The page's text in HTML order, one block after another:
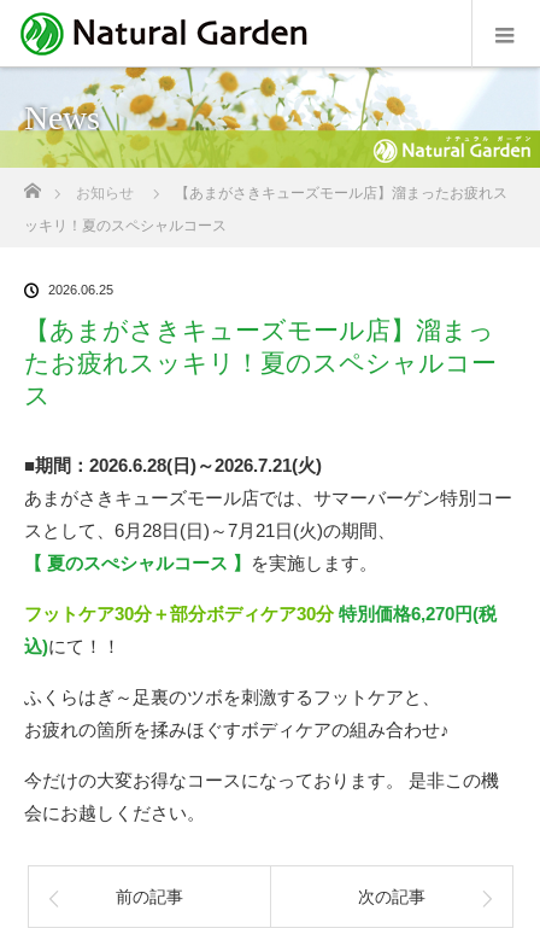
News
ホーム
お知らせ
【あまがさきキューズモール店】溜まったお疲れス
ッキリ！夏のスペシャルコース
2026.06.25
【あまがさきキューズモール店】溜まっ
たお疲れスッキリ！夏のスペシャルコー
ス
■期間：2026.6.28(日)～2026.7.21(火)
あまがさきキューズモール店では、サマーバーゲン特別コー
スとして、6月28日(日)～7月21日(火)の期間、
【 夏のスぺシャルコース 】
を実施します。
フットケア30分＋部分ボディケア30分特別価格6,270円(税
込)にて！！
ふくらはぎ～足裏のツボを刺激するフットケアと、
お疲れの箇所を揉みほぐすボディケアの組み合わせ♪
今だけの大変お得なコースになっております。 是非この機
会にお越しください。
前の記事 次の記事